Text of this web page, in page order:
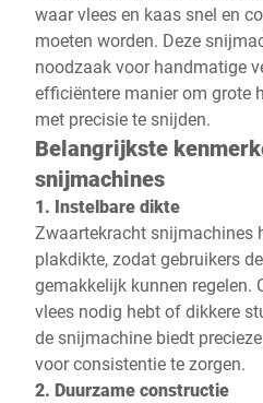
waar vlees en kaas snel en
moeten worden. Deze
noodzaak voor handmatige
efficiëntere manier om grote
met precisie te snijden.
Belangrijkste
snijmachines
1. Instelbare dikte
Zwaartekracht snijmachines
plakdikte, zodat gebruikers
gemakkelijk kunnen regelen.
vlees nodig hebt of dikkere
de snijmachine biedt
voor consistentie te zorgen.
2. Duurzame constructie